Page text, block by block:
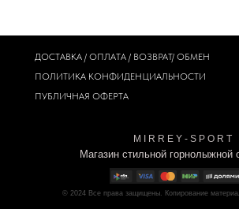
M I R R E Y - S P O R T
Магазин стильной горнолыжной
© 2024 Все права защищены. Копирование
ДОСТАВКА / ОПЛАТА / ВОЗВРАТ/ ОБМЕН
ПОЛИТИКА КОНФИДЕНЦИАЛЬНОСТИ
ПУБЛИЧНАЯ ОФЕРТА